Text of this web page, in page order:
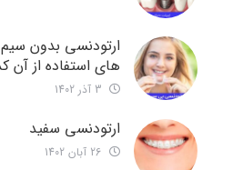
ارتودنسی بدون
های استفاده از آن
ارتودنسی سفید